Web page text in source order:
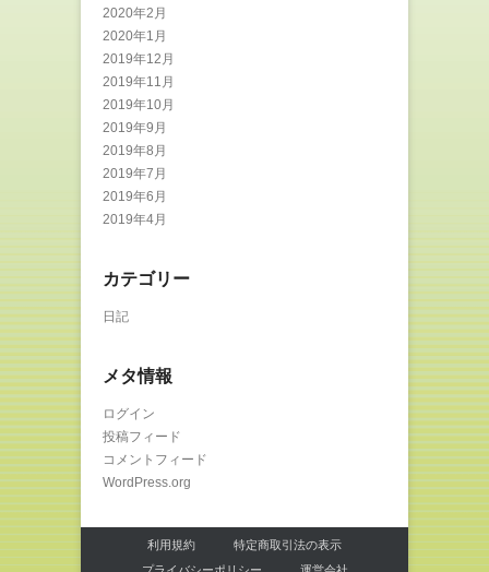
2020年2月
2020年1月
2019年12月
2019年11月
2019年10月
2019年9月
2019年8月
2019年7月
2019年6月
2019年4月
カテゴリー
日記
メタ情報
ログイン
投稿フィード
コメントフィード
WordPress.org
利用規約
特定商取引法の表示